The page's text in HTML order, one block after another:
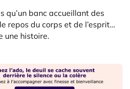
qu’un banc accueillant des
repos du corps et de l’esprit…
une histoire.